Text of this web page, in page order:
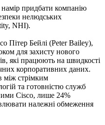
придбати компанію
нелюдських
NHI).
Пітер Бейлі (Peter Bailey),
для захисту нового
які працюють на швидкості
корпоративних даних.
між стрімким
та готовністю служб
Cisco, лише 24%
належні обмеження